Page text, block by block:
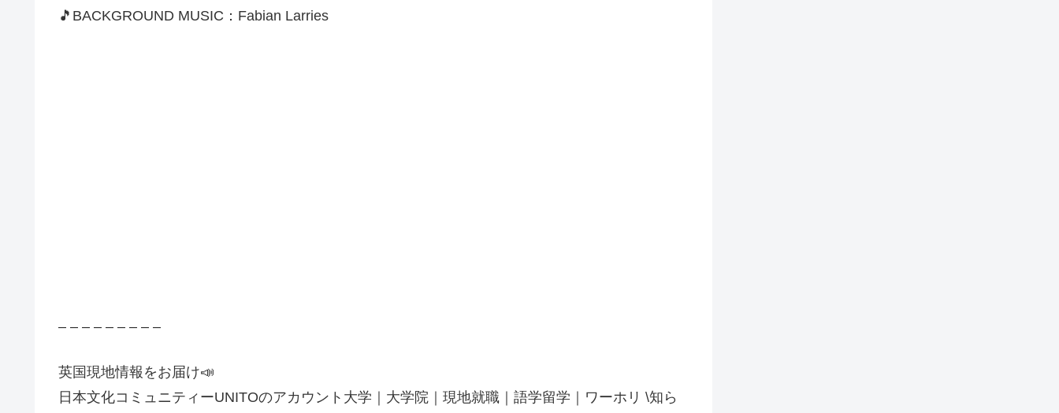
🎵BACKGROUND MUSIC：Fabian Larries
– – – – – – – – –
英国現地情報をお届け📣
日本文化コミュニティーUNITOのアカウント大学｜大学院｜現地就職｜語学留学｜ワーホリ \知ら